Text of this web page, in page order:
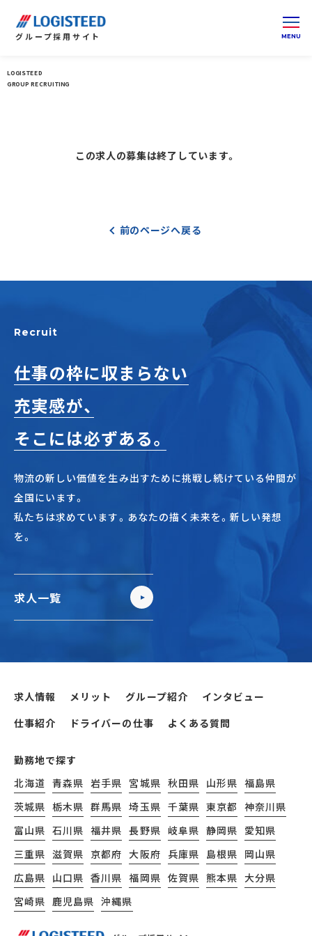
グループ採用サイト
LOGISTEED
GROUP RECRUITING
この求人の募集は終了しています。
前のページへ戻る
Recruit
仕事の枠に収まらない
充実感が、
そこには必ずある。
物流の新しい価値を生み出すために挑戦し続けている仲間が
全国にいます。
私たちは求めています。あなたの描く未来を。新しい発想
を。
求人一覧
求人情報 メリット グループ紹介
インタビュー
仕事紹介
ドライバーの仕事 よくある質問
勤務地で探す
北海道 青森県 岩手県 宮城県 秋田県 山形県 福島県
茨城県 栃木県 群馬県 埼玉県 千葉県 東京都 神奈川県
富山県 石川県 福井県 長野県 岐阜県 静岡県 愛知県
三重県 滋賀県 京都府 大阪府 兵庫県 島根県 岡山県
広島県 山口県 香川県 福岡県 佐賀県 熊本県 大分県
宮崎県 鹿児島県 沖縄県